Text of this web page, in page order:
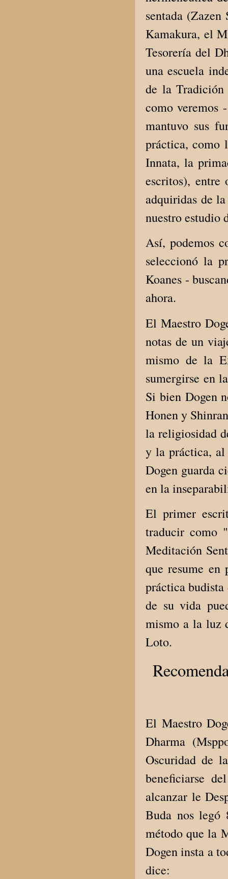
sentada
Kamakura, el
Tesorería del
una escuela
de la
como veremos
mantuvo sus
práctica, como
Innata, la
escritos), entre
adquiridas de
nuestro estudio
Así, podemos
seleccionó la
Koanes -
ahora.
El Maestro
notas de un
mismo de la
sumergirse en
Si bien Dogen
Honen y
la religiosidad
y la práctica, al
Dogen guarda
en la
El primer
traducir como
Meditación
que resume
práctica budista
de su vida
mismo a la luz
Loto.
El Maestro
Dharma
Oscuridad de
beneficiarse
alcanzar le
Buda nos legó
método que la
Dogen insta a
dice: